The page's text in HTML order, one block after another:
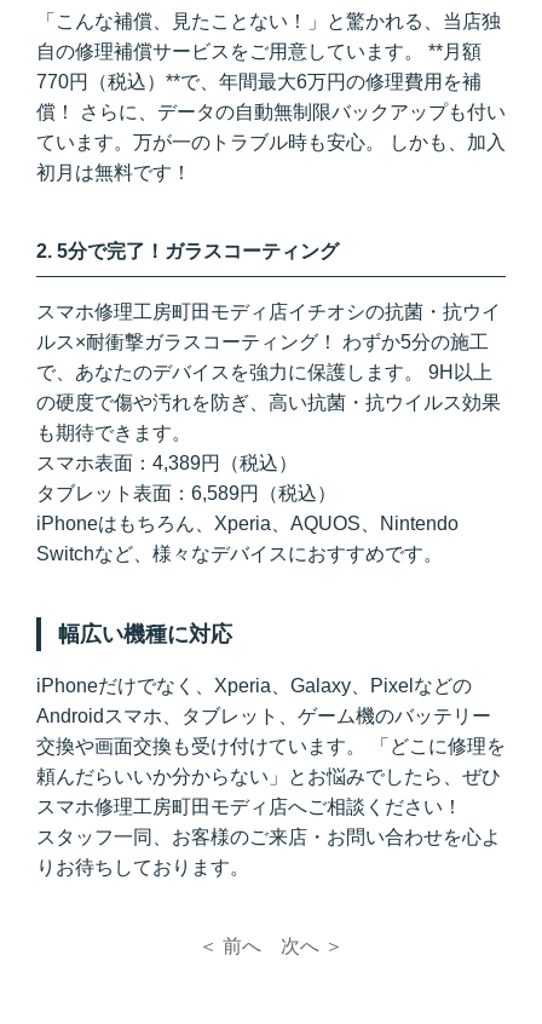
「こんな補償、見たことない！」と驚かれる、当店独
自の修理補償サービスをご用意しています。 **月額
770円（税込）**で、 年間最大6万円の修理費用を補
償！ さらに、 データの自動無制限バックアップも付い
ています。万が一のトラブル時も安心。 しかも、加入
初月は無料です！
2. 5分で完了！ガラスコーティング
スマホ修理工房町田モディ店イチオシの抗菌・抗ウイ
ルス×耐衝撃ガラスコーティング！ わずか5分の施工
で、あなたのデバイスを強力に保護します。 9H以上
の硬度で傷や汚れを防ぎ、高い抗菌・抗ウイルス効果
も期待できます。
スマホ表面 ：4,389円（税込）
タブレット表面 ：6,589円（税込）
iPhoneはもちろん、Xperia、AQUOS、Nintendo
Switchなど、様々なデバイスにおすすめです。
幅広い機種に対応
iPhoneだけでなく、Xperia、Galaxy、Pixelなどの
Androidスマホ、タブレット、ゲーム機のバッテリー
交換や画面交換も受け付けています。 「どこに修理を
頼んだらいいか分からない」とお悩みでしたら、ぜひ
スマホ修理工房町田モディ店へご相談ください！
スタッフ一同、お客様のご来店・お問い合わせを心よ
りお待ちしております。
＜ 前へ 次へ ＞